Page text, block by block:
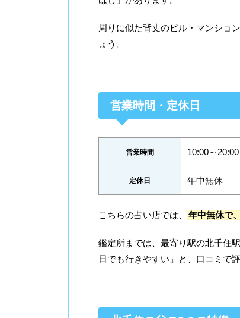
周りに似た背丈のビル・マンショ
ょう。
営業時間・定休日
営業時間 10:00～20:00
定休日 年中無休
こちらの占い店では、 年中無休で
鑑定所までは、最寄り駅の北千住
日でも行きやすい」と、口コミで評